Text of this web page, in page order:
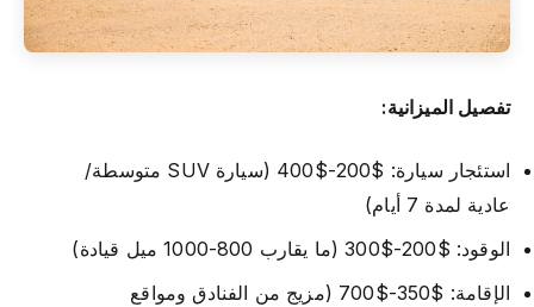
تفصيل الميزانية:
استئجار سيارة: $200-$400 (سيارة SUV متوسطة/
عادية لمدة 7 أيام)
الوقود: $200-$300 (ما يقارب 800-1000 ميل قيادة)
الإقامة: $350-$700 (مزيج من الفنادق ومواقع